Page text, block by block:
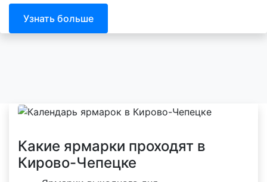
Узнать больше
Какие ярмарки проходят в
Кирово-Чепецке